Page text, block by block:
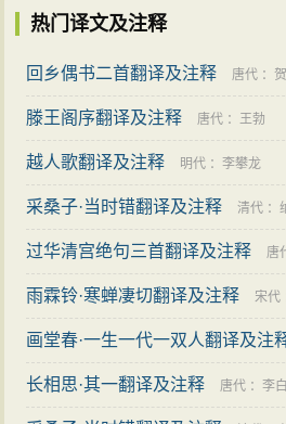
热门译文及注释
回乡偶书二首翻译及注释 唐代 ：
滕王阁序翻译及注释 唐代 ：王勃
越人歌翻译及注释 明代 ：李攀龙
采桑子·当时错翻译及注释 清代 ：
过华清宫绝句三首翻译及注释 唐
雨霖铃·寒蝉凄切翻译及注释 宋代
画堂春·一生一代一双人翻译及注
长相思·其一翻译及注释 唐代 ：李白